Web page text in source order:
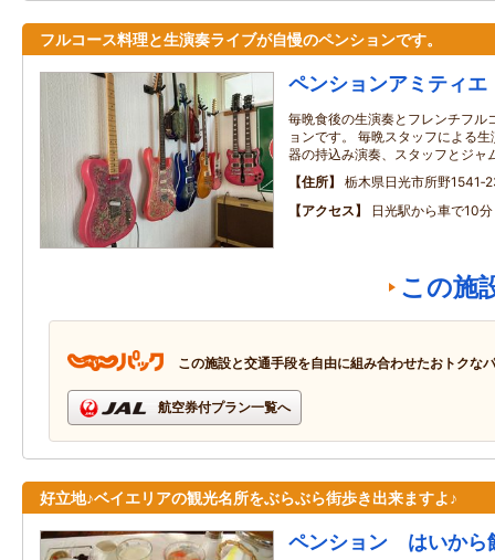
フルコース料理と生演奏ライブが自慢のペンションです。
ペンションアミティエ
毎晩食後の生演奏とフレンチフル
ョンです。 毎晩スタッフによる
器の持込み演奏、スタッフとジャ
住所
栃木県日光市所野
アクセス
日光駅から車で10分
この施
この施設と交通手段を自由に組み合わせたおトクな
航空券付プラン一覧へ
好立地♪ベイエリアの観光名所をぶらぶら街歩き出来ますよ♪
ペンション はいから